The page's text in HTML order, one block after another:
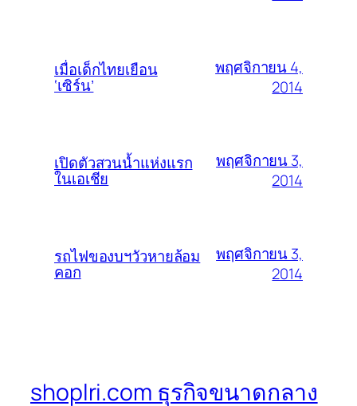
เมื่อเด็กไทยเยือน
‘เซิร์น’
พฤศจิกายน 4,
2014
เปิดตัวสวนน้ำแห่งแรก
ในเอเชีย
พฤศจิกายน 3,
2014
รถไฟของบฯวัวหายล้อม
คอก
พฤศจิกายน 3,
2014
shoplri.com ธุรกิจขนาดกลาง